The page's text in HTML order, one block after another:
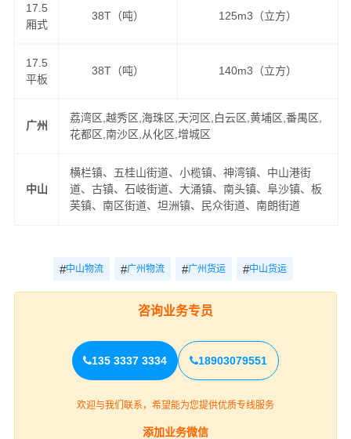
17.5
厢式
38T（吨） 125m3（立方）
17.5
平板
38T（吨） 140m3（立方）
广州
荔湾区,越秀区,海珠区,天河区,白云区,黄埔区,番禺区,
花都区,南沙区,从化区,增城区
中山
横栏镇、五桂山街道、小榄镇、神湾镇、中山港街
道、古镇、石岐街道、大涌镇、南头镇、阜沙镇、板
芙镇、南区街道、坦洲镇、民众街道、南朗街道
#中山物流 #广州物流 #广州货运 #中山货运
咨询业务专员
135 3337 3334 18903079551
欢迎与我们联系，希望能为您提供优质专线服务
添加业务微信